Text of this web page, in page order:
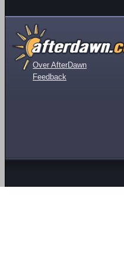
Over AfterDawn
Feedback